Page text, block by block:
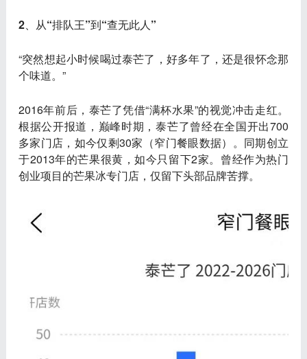
2、从“排队王”到“查无此人”
“突然想起小时候喝过泰芒了，好多年了，还是很怀念那
个味道。”
2016年前后， 泰芒了凭借“满杯水果”的视觉冲击走红。
根据公开报道，巅峰时期，泰芒了曾经在全国开出700
多家门店，如今仅剩30家（窄门餐眼数据）。同期创立
于2013年的芒果很黄，如今只留下2家。曾经作为热门
创业项目的芒果冰专门店，仅留下头部品牌苦撑。